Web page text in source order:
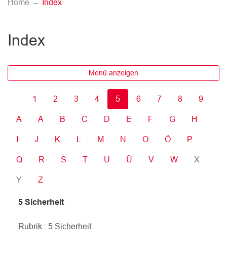
Home Index(ausgewählt)
Index
Menü anzeigen
1 2 3 4 5 6 7 8 9
A Ä B C D E F G H
J K M N O Ö P
Q R S T U Ü V W X
Y Z
5 Sicherheit
Rubrik : 5 Sicherheit